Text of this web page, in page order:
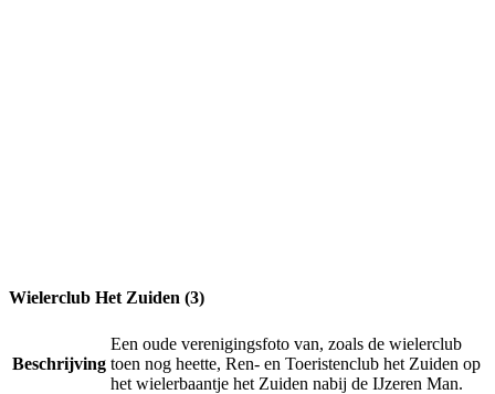
Wielerclub Het Zuiden (3)
Beschrijving
Een oude verenigingsfoto van, zoals de wielerclub
toen nog heette, Ren- en Toeristenclub het Zuiden op
het wielerbaantje het Zuiden nabij de IJzeren Man.